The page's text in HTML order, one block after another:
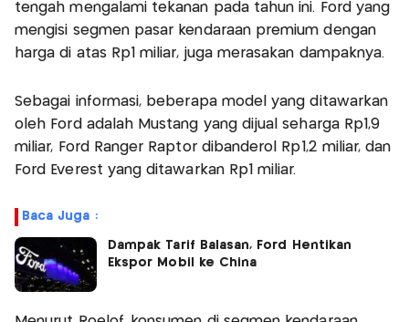
tengah mengalami tekanan pada tahun ini. Ford yang
mengisi segmen pasar kendaraan premium dengan
harga di atas Rp1 miliar, juga merasakan dampaknya.
Sebagai informasi, beberapa model yang ditawarkan
oleh Ford adalah Mustang yang dijual seharga Rp1,9
miliar, Ford Ranger Raptor dibanderol Rp1,2 miliar, dan
Ford Everest yang ditawarkan Rp1 miliar.
Baca Juga :
Dampak Tarif Balasan, Ford Hentikan
Ekspor Mobil ke China